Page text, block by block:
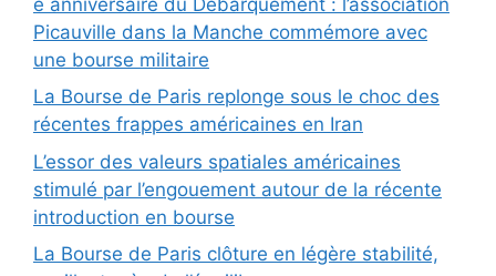
Picauville dans la Manche commémore avec
une bourse militaire
La Bourse de Paris replonge sous le choc des
récentes frappes américaines en Iran
L’essor des valeurs spatiales américaines
stimulé par l’engouement autour de la récente
introduction en bourse
La Bourse de Paris clôture en légère stabilité,